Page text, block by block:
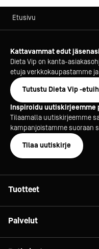
Etusivu
Kattavammat edut
Dieta Vip on kanta-
etuja verkkokaupastamme
Tutustu Dieta Vip -
Inspiroidu uutiskirjeemme
Tilaamalla uutiskirjeemme
kampanjoistamme suoraan
Tilaa uutiskirje
Tuotteet
Palvelut
Konsultointi